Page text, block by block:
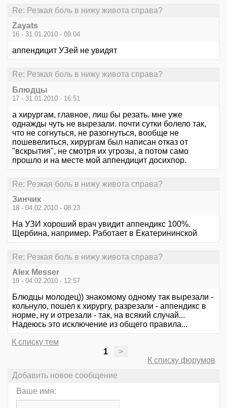
Re: Резкая боль в нижу живота справа?
Zayats
16 - 31.01.2010 - 09:04
аппендицит УЗей не увидят
Re: Резкая боль в нижу живота справа?
Блюдцы
17 - 31.01.2010 - 16:51
а хирургам, главное, лиш бы резать. мне уже
однажды чуть не вырезали. почти сутки болело так,
что не согнуться, не разогнуться, вообще не
пошевелиться, хирургам был написан отказ от
"вскрытия", не смотря их угрозы, а потом само
прошло и на месте мой аппендицит досихпор.
Re: Резкая боль в нижу живота справа?
Зинчик
18 - 04.02.2010 - 08:23
На УЗИ хороший врач увидит аппендикс 100%.
Щербина, например. Работает в Екатерининской
Re: Резкая боль в нижу живота справа?
Alex Messer
19 - 04.02.2010 - 12:57
Блюдцы молодец)) знакомому одному так вырезали -
кольнуло, пошел к хирургу, разрезали - аппендикс в
норме, ну и отрезали - так, на всякий случай...
Надеюсь это исключение из общего правила...
К списку тем
1
>
К списку форумов
Добавить новое сообщение
Ваше имя: